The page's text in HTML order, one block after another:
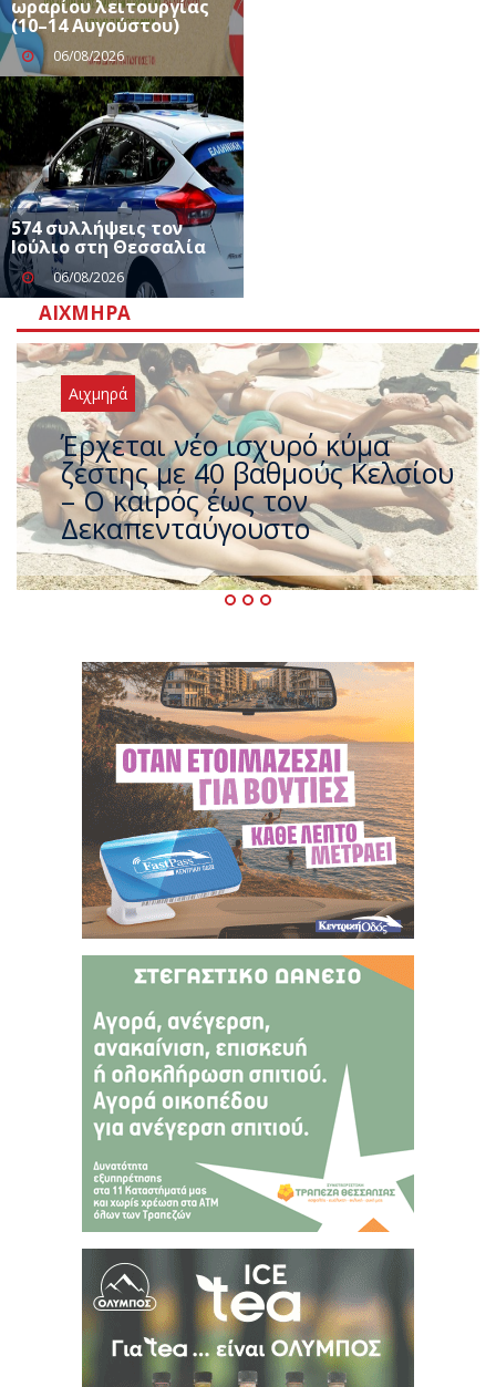
ωραρίου λειτουργίας
(10–14 Αυγούστου)
06/08/2026
574 συλλήψεις τον
Ιούλιο στη Θεσσαλία
06/08/2026
ΑΙΧΜΗΡΆ
Αιχμηρά
Άφαντος ο Τσίπρας… την ώρα
που η χώρα καίγεται